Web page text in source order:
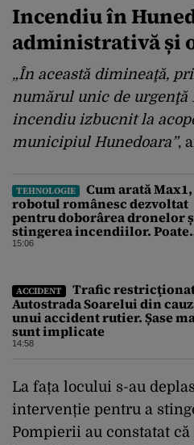
Incendiu în
administrativă și
„În această dimineaţă,
numărul unic de urgenţă
incendiu izbucnit la
municipiul Hunedoara”,
TEHNOLOGIE
Cum arată Max1,
robotul românesc dezvoltat
pentru doborârea dronelor
stingerea incendiilor. Poate
transporta încărcături de
15:06
ACCIDENT
Trafic
Autostrada Soarelui din
unui accident rutier. Șase
sunt implicate
14:58
La fața locului s-au
intervenție pentru a
Pompierii au constatat